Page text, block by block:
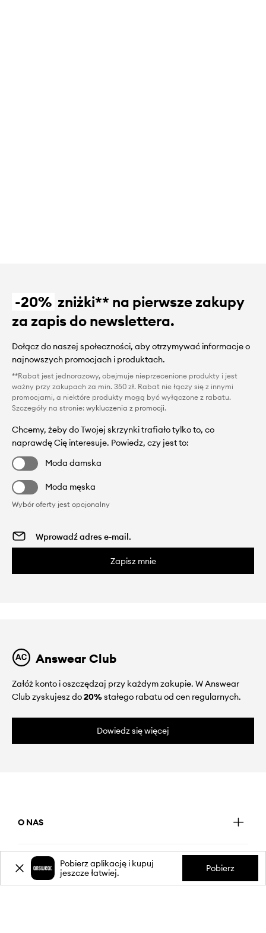
-20% zniżki** na pierwsze zakupy
za zapis do newslettera.
Dołącz do naszej społeczności, aby otrzymywać informacje o
najnowszych promocjach i produktach.
**Rabat jest jednorazowy, obejmuje nieprzecenione produkty i jest
ważny przy zakupach za min. 350 zł. Rabat nie łączy się z innymi
promocjami, a niektóre produkty mogą być wyłączone z rabatu.
Szczegóły na stronie: wykluczenia z promocji.
Chcemy, żeby do Twojej skrzynki trafiało tylko to, co
naprawdę Cię interesuje. Powiedz, czy jest to:
Moda damska
Moda męska
Wybór oferty jest opcjonalny
Zapisz mnie
Answear Club
Załóż konto i oszczędzaj przy każdym zakupie. W Answear
Club zyskujesz do20%stałego rabatu od cen regularnych.
Dowiedz się więcej
O NAS
INFORMACJEPobierz aplikację i kupuj
jeszcze łatwiej.
Pobierz